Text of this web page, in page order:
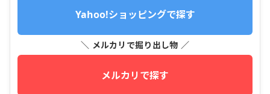
Yahoo!ショッピングで探す
＼ メルカリで掘り出し物 ／
メルカリで探す